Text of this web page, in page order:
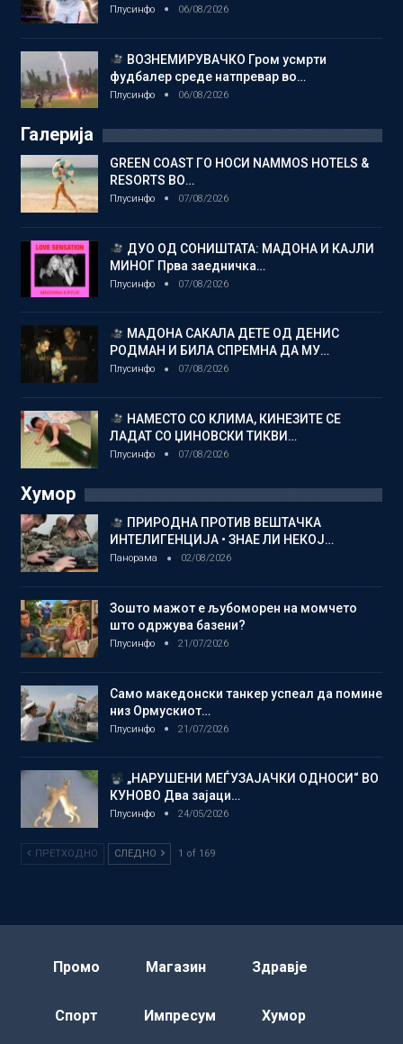
Плусинфо 06/08/2026
ВОЗНЕМИРУВАЧКО Гром усмрти
фудбалер среде натпревар во…
Плусинфо 06/08/2026
Галерија
GREEN COAST ГО НОСИ NAMMOS HOTELS &
RESORTS ВО…
Плусинфо 07/08/2026
ДУО ОД СОНИШТАТА: МАДОНА И КАЈЛИ
МИНОГ Прва заедничка…
Плусинфо 07/08/2026
МАДОНА САКАЛА ДЕТЕ ОД ДЕНИС
РОДМАН И БИЛА СПРЕМНА ДА МУ…
Плусинфо 07/08/2026
НАМЕСТО СО КЛИМА, КИНЕЗИТЕ СЕ
ЛАДАТ СО ЏИНОВСКИ ТИКВИ…
Плусинфо 07/08/2026
Хумор
ПРИРОДНА ПРОТИВ ВЕШТАЧКА
ИНТЕЛИГЕНЦИЈА • ЗНАЕ ЛИ НЕКОЈ…
Панорама 02/08/2026
Зошто мажот е љубоморен на момчето
што одржува базени?
Плусинфо 21/07/2026
Само македонски танкер успеал да помине
низ Ормускиот…
Плусинфо 21/07/2026
„НАРУШЕНИ МЕЃУЗАЈАЧКИ ОДНОСИ“ ВО
КУНОВО Два зајаци…
Плусинфо 24/05/2026
ПРЕТХОДНО СЛЕДНО 1 of 169
Промо Магазин Здравје
Спорт Импресум Хумор